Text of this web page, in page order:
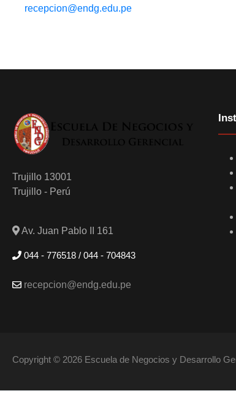
recepcion@endg.edu.pe
Trujillo 13001
Trujillo - Perú
Av. Juan Pablo II 161
044 - 776518 / 044 - 704843
recepcion@endg.edu.pe
Copyright © 2026 Escuela de Negocios y Desarrollo